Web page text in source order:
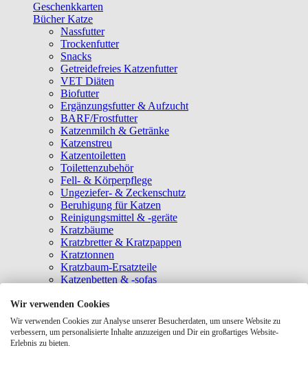
Geschenkkarten
Bücher Katze
Nassfutter
Trockenfutter
Snacks
Getreidefreies Katzenfutter
VET Diäten
Biofutter
Ergänzungsfutter & Aufzucht
BARF/Frostfutter
Katzenmilch & Getränke
Katzenstreu
Katzentoiletten
Toilettenzubehör
Fell- & Körperpflege
Ungeziefer- & Zeckenschutz
Beruhigung für Katzen
Reinigungsmittel & -geräte
Kratzbäume
Kratzbretter & Kratzpappen
Kratztonnen
Kratzbaum-Ersatzteile
Katzenbetten & -sofas
Katzenhäuser
Hängematten & Fensterliegeplätze
Katzendecken & -matten
Baldrian- & Catnipspielzeug
Wir verwenden Cookies
Wir verwenden Cookies zur Analyse unserer Besucherdaten, um unsere Website zu
verbessern, um personalisierte Inhalte anzuzeigen und Dir ein großartiges Website-
Erlebnis zu bieten.